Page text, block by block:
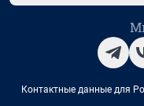
Контактные данные для